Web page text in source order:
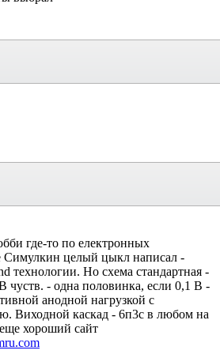
где-то по електронных
Симулкин целый цыкл написал -
технологии. Но схема стандартная -
чуств. - одна половинка, если 0,1 В -
анодной нагрузкой с
Виходной каскад - 6п3с в любом на
хороший сайт